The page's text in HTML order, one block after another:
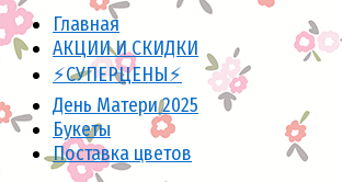
Главная
АКЦИИ И СКИДКИ
⚡СУПЕРЦЕНЫ⚡
День Матери 2025
Букеты
Поставка цветов